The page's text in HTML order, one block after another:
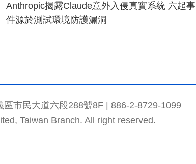
Anthropic揭露Claude意外入侵真實系統 六起事
件源於測試環境防護漏洞
市民大道六段288號8F | 886-2-8729-1099
Taiwan Branch. All right reserved.